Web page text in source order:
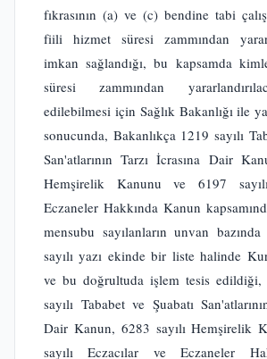
fıkrasının (a) ve (c) bendine tabi
fiili hizmet süresi zammından
imkan sağlandığı, bu kapsamda
süresi zammından
edilebilmesi için Sağlık Bakanlığı ile
sonucunda, Bakanlıkça 1219 sayılı
San'atlarının Tarzı İcrasına Dair
Hemşirelik Kanunu ve 6197
Eczaneler Hakkında Kanun
mensubu sayılanların unvan
sayılı yazı ekinde bir liste halinde
ve bu doğrultuda işlem tesis edildiği,
sayılı Tababet ve Şuabatı
Dair Kanun, 6283 sayılı Hemşirelik
sayılı Eczacılar ve Eczaneler